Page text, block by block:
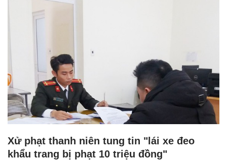
Xử phạt thanh niên tung tin "lái xe đeo
khẩu trang bị phạt 10 triệu đồng"